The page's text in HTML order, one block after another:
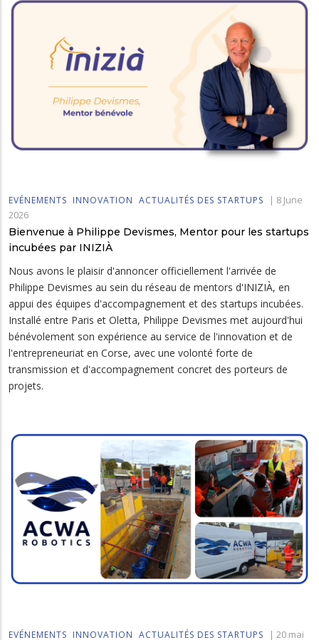
EVÉNEMENTS INNOVATION ACTUALITÉS DES STARTUPS | 8 June
2026
Bienvenue à Philippe Devismes, Mentor pour les startups
incubées par INIZIÀ
Nous avons le plaisir d'annoncer officiellement l'arrivée de
Philippe Devismes au sein du réseau de mentors d'INIZIÀ, en
appui des équipes d'accompagnement et des startups incubées.
Installé entre Paris et Oletta, Philippe Devismes met aujourd'hui
bénévolement son expérience au service de l'innovation et de
l'entrepreneuriat en Corse, avec une volonté forte de
transmission et d'accompagnement concret des porteurs de
projets.
EVÉNEMENTS INNOVATION ACTUALITÉS DES STARTUPS | 20 mai